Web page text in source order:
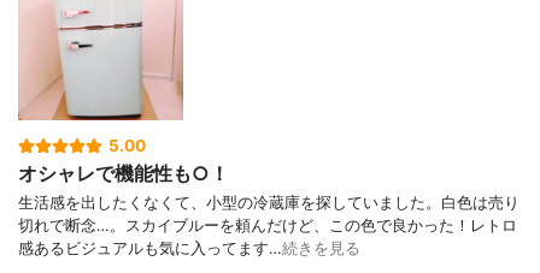
5.00
オシャレで機能性も○！
生活感を出したくなくて、小型の冷蔵庫を探していました。白色は売り
切れで断念…。スカイブルーを頼んだけど、この色で良かった！レトロ
感あるビジュアルも気に入ってます…続きを見る